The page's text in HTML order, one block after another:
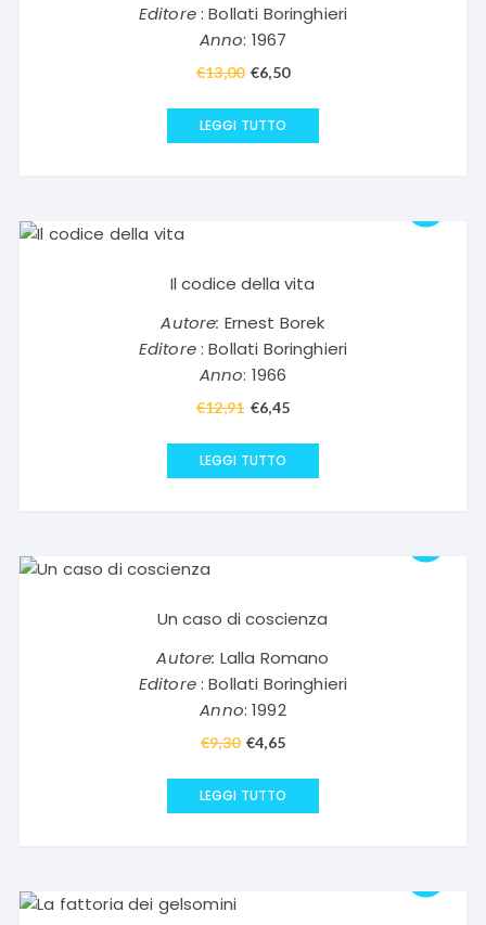
Editore: Bollati Boringhieri
Anno: 1967
€13,00 Il
originale
€6,50Il
LEGGI TUTTO
Il codice della vita
Autore: Ernest Borek
Editore: Bollati Boringhieri
Anno: 1966
€12,91 Il
originale
€6,45Il
LEGGI TUTTO
Un caso di coscienza
Autore: Lalla Romano
Editore: Bollati Boringhieri
Anno: 1992
€9,30 Il
originale
€4,65Il
attuale
LEGGI TUTTO